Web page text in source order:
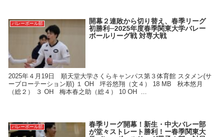
バレーボール部
開幕２連敗から切り替え、春季リーグ
初勝利─2025年度春季関東大学バレー
ボールリーグ戦 対専大戦
2025年４月19日 順天堂大学さくらキャンパス第３体育館 スタメン(サ
ーブローテーション順) １ OH 坪谷悠翔（文４） 18 MB 秋本悠月
（総２） ３ OH 梅本春之助（総４） 10 OH ...
バレーボール部
春季リーグ開幕！新生・中大バレー部
が堂々ストレート勝利！ー春季関東大